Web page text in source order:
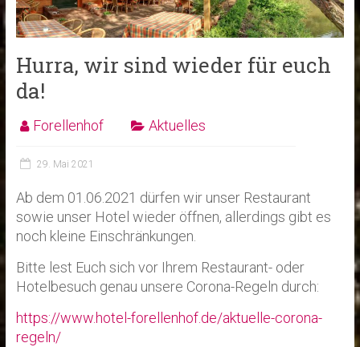
Hurra, wir sind wieder für euch
da!
Forellenhof Aktuelles
29. Mai 2021
Ab dem 01.06.2021 dürfen wir unser Restaurant
sowie unser Hotel wieder öffnen, allerdings gibt es
noch kleine Einschränkungen.
Bitte lest Euch sich vor Ihrem Restaurant- oder
Hotelbesuch genau unsere Corona-Regeln durch:
https://www.hotel-forellenhof.de/aktuelle-corona-
regeln/